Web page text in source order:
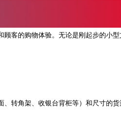
客的购物体验。无论是刚起步的小
转角架、收银台背柜等）和尺寸的